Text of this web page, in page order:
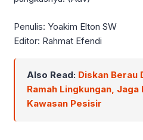
Penulis: Yoakim Elton SW
Editor: Rahmat Efendi
Also Read: Diskan Berau
Ramah Lingkungan,
Kawasan Pesisir